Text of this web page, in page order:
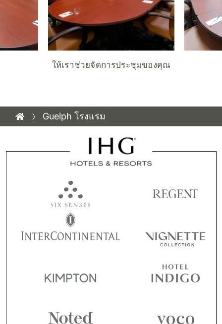
ให้เราช่วยจัดการประชุมของคุณ
Guelph โรงแรม